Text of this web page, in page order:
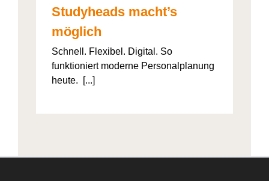
Studyheads macht’s
möglich
Schnell. Flexibel. Digital. So
funktioniert moderne Personalplanung
heute. [...]